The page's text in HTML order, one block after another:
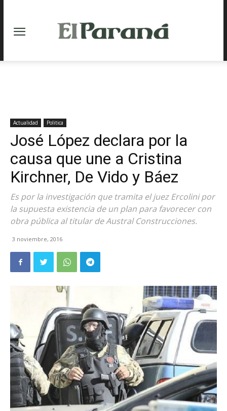
Actualidad Politica
José López declara por la
causa que une a Cristina
Kirchner, De Vido y Báez
Es por la investigación que tramita el juez Ercolini por
la supuesta existencia de un plan para favorecer con
obra pública al titular de Austral Construcciones.
3 noviembre, 2016